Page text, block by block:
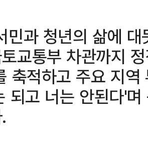
민과 청년의 삶에
교통부 차관까지
축적하고 주요 지
되고 너는 안된다'